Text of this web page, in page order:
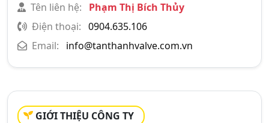
Tên liên hệ:
Phạm Thị Bích Thủy
Điện thoại: 0904.635.106
Email:
info@tanthanhvalve.com.vn
GIỚI THIỆU CÔNG TY